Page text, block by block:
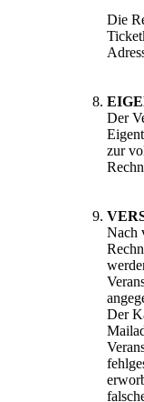
Die
Der
zur
Nach
Der